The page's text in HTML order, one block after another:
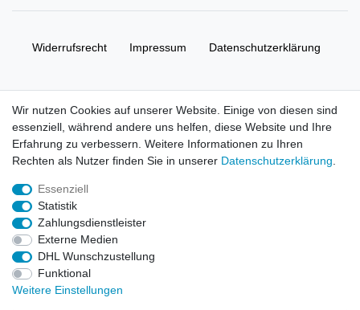
Widerrufs­recht Impressum Daten­schutz­erklärung
© Copyright 2026 | Alle Rechte vorbehalten. HL-
Handelsgesellschaft mbH.
Alle Markennamen, Warenzeichen sowie sämtliche Produktbilder
und Beschreibungen sind Eigentum Ihrer rechtmäßigen
Eigentümer und dienen hier nur der Beschreibung.
Preise nur für registrierte Händler, ansonsten zeigt der Shop 0,00
€
Wir nutzen Cookies auf unserer Website. Einige von diesen sind
essenziell, während andere uns helfen, diese Website und Ihre
Erfahrung zu verbessern. Weitere Informationen zu Ihren
Rechten als Nutzer finden Sie in unserer Daten­schutz­erklärung
Essenziell
Statistik
Zahlungsdienstleister
Externe Medien
DHL Wunschzustellung
Funktional
Weitere Einstellungen